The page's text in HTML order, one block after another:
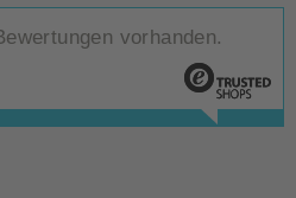
vorhanden.